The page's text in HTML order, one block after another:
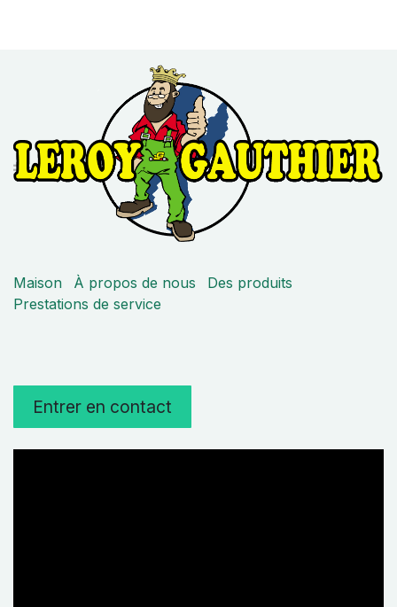
Maison À propos de nous
Des produits
Prestations de service
Entrer en contact